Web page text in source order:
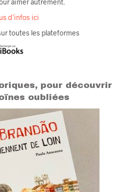
aimer autrement.
d’infos ici
toutes les plateformes
pour découvrir
oubliées